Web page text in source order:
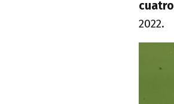
cuatro
2022.